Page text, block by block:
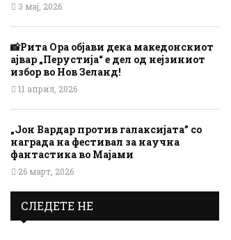
3 мај, 2026
📸Рита Ора објави дека македонскиот
ајвар „Перустија“ е дел од нејзиниот
избор во Нов Зеланд!
11 април, 2026
„Јон Вардар против галаксијата” со
награда на фестивал за научна
фантастика во Мајами
26 март, 2026
СЛЕДЕТЕ НЕ